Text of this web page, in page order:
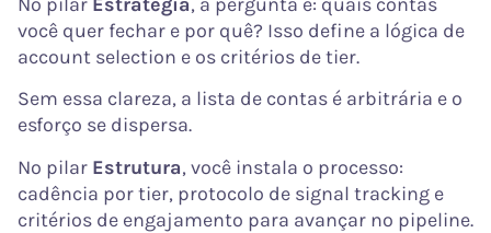
você quer fechar e por quê? Isso define a lógica de
account selection e os critérios de tier.
Sem essa clareza, a lista de contas é arbitrária e o
esforço se dispersa.
No pilar Estrutura, você instala o processo:
cadência por tier, protocolo de signal tracking e
critérios de engajamento para avançar no pipeline.